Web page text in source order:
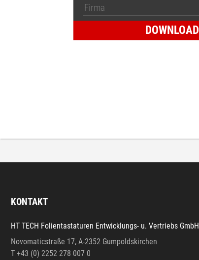
KONTAKT
HT TECH Folientastaturen Entwicklungs- u. Vertriebs GmbH
Novomaticstraße 17, A-2352 Gumpoldskirchen
T +43 (0) 2252 278 007 0